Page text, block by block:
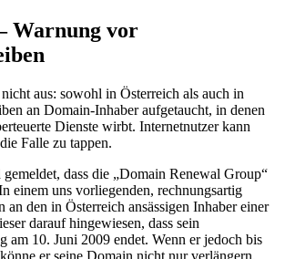
Warnung vor
aus: sowohl in Österreich als auch in
an Domain-Inhaber aufgetaucht, in denen
Dienste wirbt. Internetnutzer kann
Falle zu tappen.
dass die „Domain Renewal Group“
einem uns vorliegenden, rechnungsartig
an den in Österreich ansässigen Inhaber einer
darauf hingewiesen, dass sein
am 10. Juni 2009 endet. Wenn er jedoch bis
er seine Domain nicht nur verlängern,